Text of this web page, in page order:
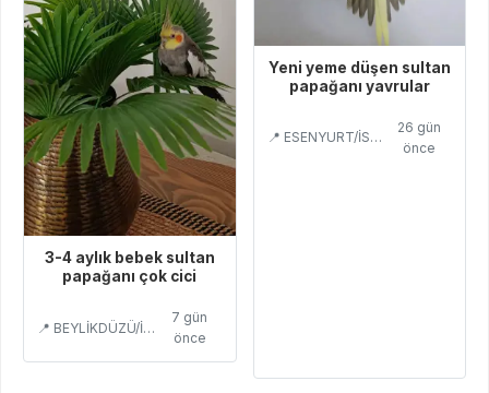
3-4 aylık bebek sultan
papağanı çok cici
📍 BEYLİKDÜZÜ/İSTANBUL
7 gün
önce
Yeni yeme düşen sultan
papağanı yavrular
📍 ESENYURT/İSTANBUL
26 gün
önce